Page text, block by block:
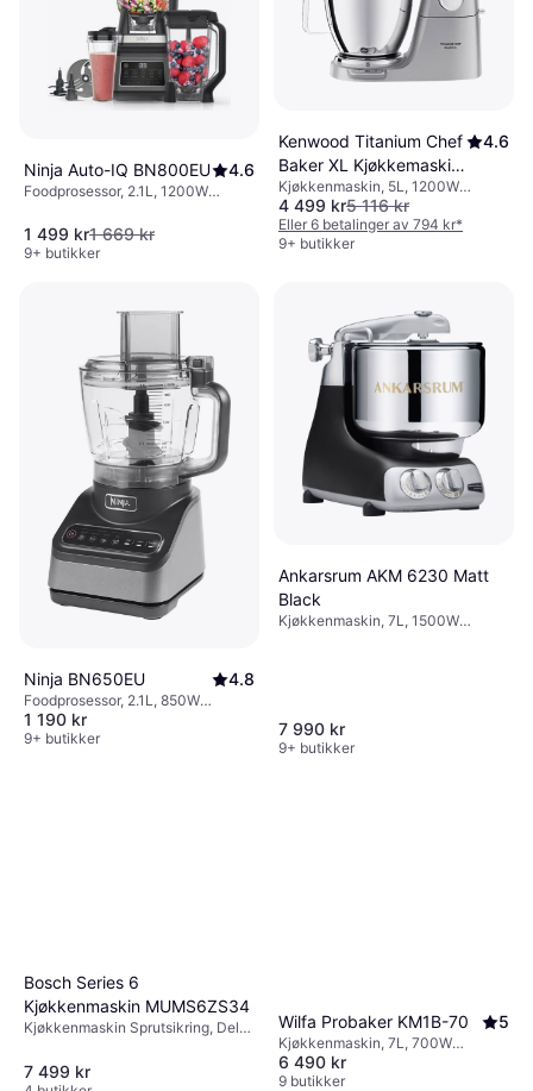
Les mer om kjøkkenmaskiner & foodprosessorer her
Ninja Auto-IQ BN800EU 4.6
Foodprosessor, 2.1L, 1200W
Turbo/Pulsfunksjon, Deler som
tåler oppvaskmaskin, Lokk med
1 499 kr1 669 kr
9+ butikker
Kenwood Titanium Chef
Baker XL Kjøkkemaskin
1200 W
4.6
Kjøkkenmaskin, 5L, 1200W
Flerdimensjonal mikser, Trinnløs,
Turbo/Pulsfunksjon, Sprutsikring,
Timerfunksjon, Deler som tåler
4 499 kr5 116 kr
Eller 6 betalinger av 794 kr*
9+ butikker
Ninja BN650EU 4.8
Foodprosessor, 2.1L, 850W
Trinnløs, Lokk med mater,
Turbo/Pulsfunksjon, Deler som
1 190 kr
9+ butikker
Ankarsrum AKM 6230 Matt
Black
Kjøkkenmaskin, 7L, 1500W
7 990 kr
9+ butikker
Bosch Series 6
Kjøkkenmaskin MUMS6ZS34
Kjøkkenmaskin Sprutsikring, Deler
Flerdimensjonal mikser
7 499 kr
Wilfa Probaker KM1B-70 5
Kjøkkenmaskin, 7L, 700W
Turbo/Pulsfunksjon, Sprutsikring,
Deler som tåler oppvaskmaskin,
6 490 kr
9 butikker